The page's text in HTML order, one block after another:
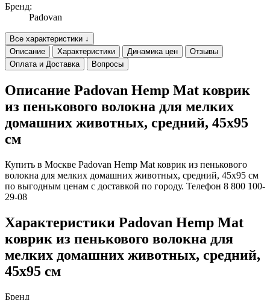
Бренд:
Padovan
Все характеристики ↓
Описание
Характеристики Динамика цен
Отзывы
Оплата и Доставка
Вопросы
Описание Padovan Hemp Mat коврик
из пенькового волокна для мелких
домашних животных, средний, 45х95
см
Купить в Москве Padovan Hemp Mat коврик из пенькового
волокна для мелких домашних животных, средний, 45х95 см
по выгодным ценам с доставкой по городу. Телефон 8 800 100-
29-08
Характеристики Padovan Hemp Mat
коврик из пенькового волокна для
мелких домашних животных, средний,
45х95 см
Бренд